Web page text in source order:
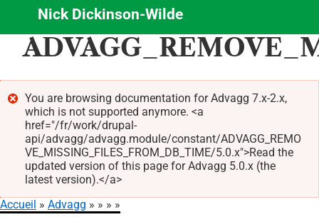
Aller
principal
Nick Dickinson-Wilde
Message
d'erreur
You are browsing documentation for Advagg 7.x-2.x,
which is not supported anymore. <a
href="/fr/work/drupal-
api/advagg/advagg.module/constant/ADVAGG_REMO
VE_MISSING_FILES_FROM_DB_TIME/5.0.x">Read the
updated version of this page for Advagg 5.0.x (the
latest version).</a>
Accueil Advagg